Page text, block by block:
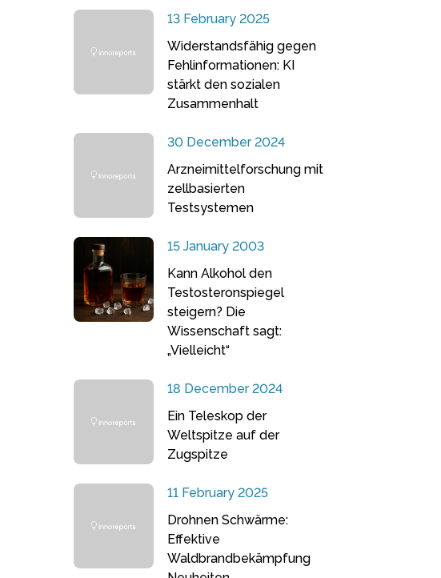
13 February 2025
Widerstandsfähig gegen
Fehlinformationen: KI
stärkt den sozialen
Zusammenhalt
30 December 2024
Arzneimittelforschung mit
zellbasierten
Testsystemen
15 January 2003
Kann Alkohol den
Testosteronspiegel
steigern? Die
Wissenschaft sagt:
„Vielleicht“
18 December 2024
Ein Teleskop der
Weltspitze auf der
Zugspitze
11 February 2025
Drohnen Schwärme:
Effektive
Waldbrandbekämpfung